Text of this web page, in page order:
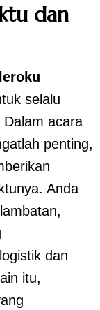
dan
selalu
acara
penting,
Anda
dan
itu,